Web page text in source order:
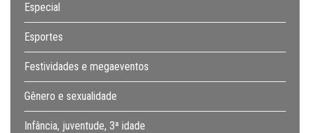
Especial
Esportes
Festividades e megaeventos
Gênero e sexualidade
Infância, juventude, 3ª idade